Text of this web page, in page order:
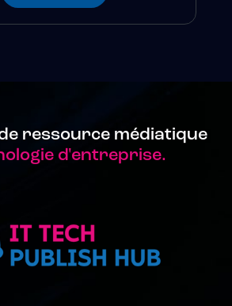
ressource médiatique
d'entreprise.